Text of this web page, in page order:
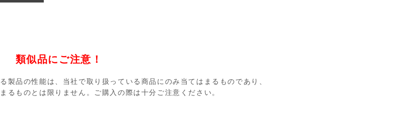
類似品にご注意！
製品の性能は、当社で取り扱っている商品にのみ当てはまるものであり、
るものとは限りません。ご購入の際は十分ご注意ください。